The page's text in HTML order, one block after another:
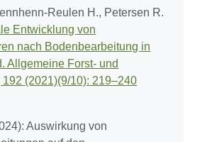
Reulen H., Petersen R.
Entwicklung von
nach Bodenbearbeitung in
Allgemeine Forst- und
(2021)(9/10): 219–240
Auswirkung von